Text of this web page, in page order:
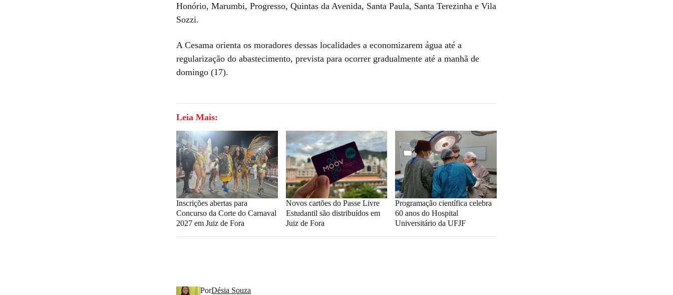
Honório, Marumbi, Progresso, Quintas da Avenida, Santa Paula, Santa Terezinha e Vila
Sozzi.
A Cesama orienta os moradores dessas localidades a economizarem água até a
regularização do abastecimento, prevista para ocorrer gradualmente até a manhã de
domingo (17).
Leia Mais:
Inscrições abertas para
Concurso da Corte do Carnaval
2027 em Juiz de Fora
Novos cartões do Passe Livre
Estudantil são distribuídos em
Juiz de Fora
Programação científica celebra
60 anos do Hospital
Universitário da UFJF
PorDésia Souza